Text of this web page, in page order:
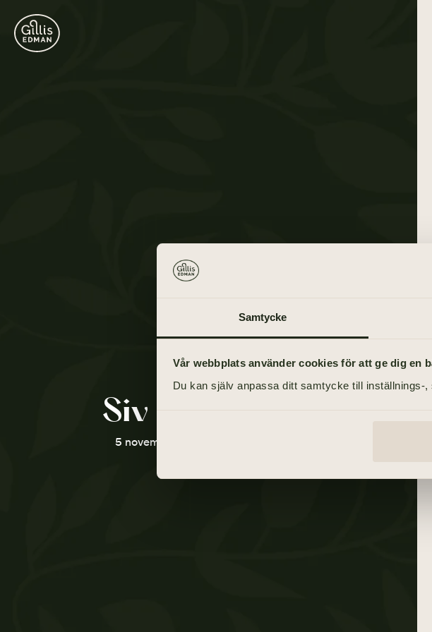
Samtycke
Vår webbplats använder cookies för att ge dig en
Du kan själv anpassa ditt samtycke till
Siv Holmgren
5 november 1929 - 20 februari 2021